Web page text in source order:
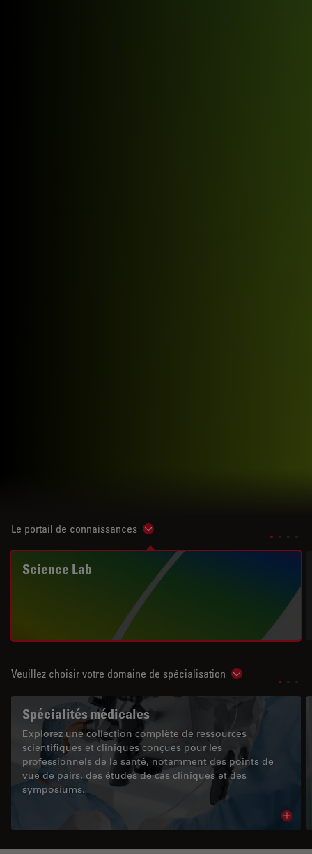
Le portail de connaissances Show subnavigation
Science Lab
Veuillez choisir votre domaine de spécialisation Show
Spécialités médicales
Explorez une collection complète de ressources
scientifiques et cliniques conçues pour les
professionnels de la santé, notamment des points de
vue de pairs, des études de cas cliniques et des
symposiums.